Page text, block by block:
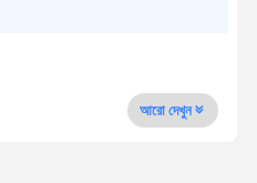
আরো দেখুন